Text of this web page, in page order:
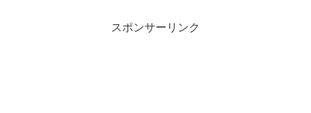
スポンサーリンク